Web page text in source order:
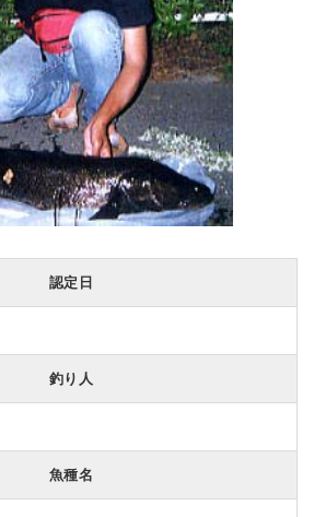
認定日
釣り人
魚種名